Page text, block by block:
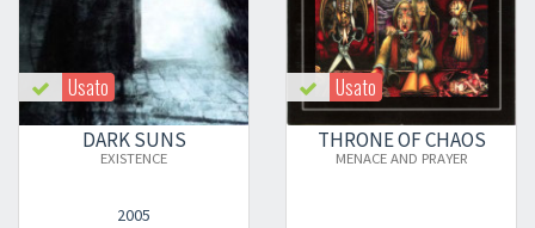
Usato
DARK SUNS
EXISTENCE
2005
Usato
THRONE OF CHAOS
MENACE AND PRAYER